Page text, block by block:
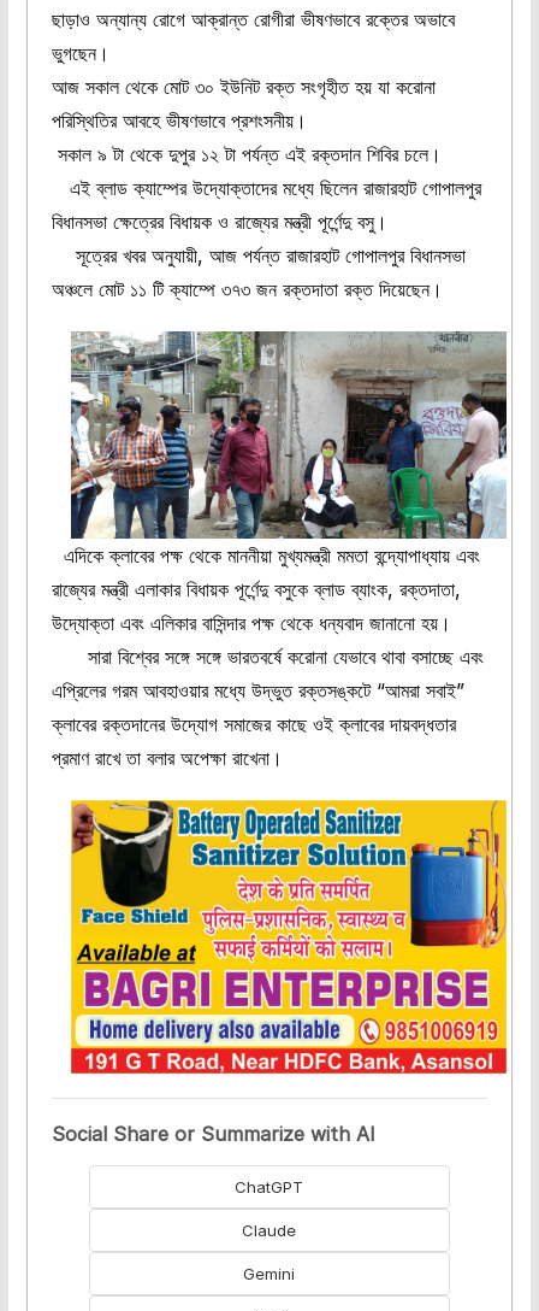
ছাড়াও অন্যান্য রোগে আক্রান্ত রোগীরা ভীষণভাবে রক্তের অভাবে
ভুগছেন।
আজ সকাল থেকে মোট ৩০ ইউনিট রক্ত সংগৃহীত হয় যা করোনা
পরিস্থিতির আবহে ভীষণভাবে প্রশংসনীয়।
সকাল ৯ টা থেকে দুপুর ১২ টা পর্যন্ত এই রক্তদান শিবির চলে।
এই ব্লাড ক্যাম্পের উদ্যোক্তাদের মধ্যে ছিলেন রাজারহাট গোপালপুর
বিধানসভা ক্ষেত্রের বিধায়ক ও রাজ্যের মন্ত্রী পূর্ণেন্দু বসু।
সূত্রের খবর অনুযায়ী, আজ পর্যন্ত রাজারহাট গোপালপুর বিধানসভা
অঞ্চলে মোট ১১ টি ক্যাম্পে ৩৭৩ জন রক্তদাতা রক্ত দিয়েছেন।
এদিকে ক্লাবের পক্ষ থেকে মাননীয়া মুখ্যমন্ত্রী মমতা বন্দ্যোপাধ্যায় এবং
রাজ্যের মন্ত্রী এলাকার বিধায়ক পূর্ণেন্দু বসুকে ব্লাড ব্যাংক, রক্তদাতা,
উদ্যোক্তা এবং এলিকার বাসিন্দার পক্ষ থেকে ধন্যবাদ জানানো হয়।
সারা বিশ্বের সঙ্গে সঙ্গে ভারতবর্ষে করোনা যেভাবে থাবা বসাচ্ছে এবং
এপ্রিলের গরম আবহাওয়ার মধ্যে উদ্ভুত রক্তসঙ্কটে “আমরা সবাই”
ক্লাবের রক্তদানের উদ্যোগ সমাজের কাছে ওই ক্লাবের দায়বদ্ধতার
প্রমাণ রাখে তা বলার অপেক্ষা রাখেনা।
Social Share or Summarize with AI
ChatGPT
Claude
Gemini